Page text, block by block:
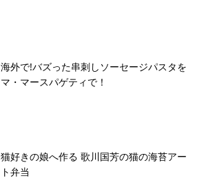
海外で!バズった串刺しソーセージパスタを
マ・マースパゲティで！
猫好きの娘へ作る 歌川国芳の猫の海苔アー
ト弁当